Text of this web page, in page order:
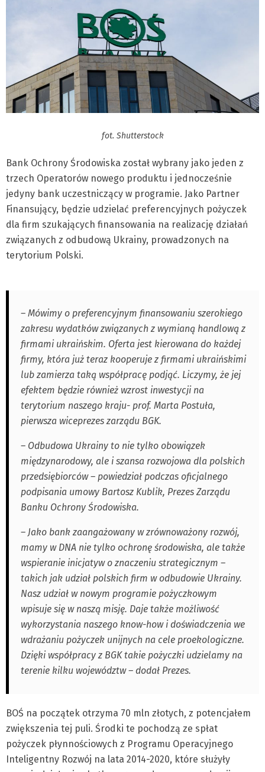
fot. Shutterstock
Bank Ochrony Środowiska został wybrany jako jeden z
trzech Operatorów nowego produktu i jednocześnie
jedyny bank uczestniczący w programie. Jako Partner
Finansujący, będzie udzielać preferencyjnych pożyczek
dla firm szukających finansowania na realizację działań
związanych z odbudową Ukrainy, prowadzonych na
terytorium Polski.
– Mówimy o preferencyjnym finansowaniu szerokiego
zakresu wydatków związanych z wymianą handlową z
firmami ukraińskim. Oferta jest kierowana do każdej
firmy, która już teraz kooperuje z firmami ukraińskimi
lub zamierza taką współpracę podjąć. Liczymy, że jej
efektem będzie również wzrost inwestycji na
terytorium naszego kraju- prof. Marta Postuła,
pierwsza wiceprezes zarządu BGK.
– Odbudowa Ukrainy to nie tylko obowiązek
międzynarodowy, ale i szansa rozwojowa dla polskich
przedsiębiorców – powiedział podczas oficjalnego
podpisania umowy Bartosz Kublik, Prezes Zarządu
Banku Ochrony Środowiska.
– Jako bank zaangażowany w zrównoważony rozwój,
mamy w DNA nie tylko ochronę środowiska, ale także
wspieranie inicjatyw o znaczeniu strategicznym –
takich jak udział polskich firm w odbudowie Ukrainy.
Nasz udział w nowym programie pożyczkowym
wpisuje się w naszą misję. Daje także możliwość
wykorzystania naszego know-how i doświadczenia we
wdrażaniu pożyczek unijnych na cele proekologiczne.
Dzięki współpracy z BGK takie pożyczki udzielamy na
terenie kilku województw – dodał Prezes.
BOŚ na początek otrzyma 70 mln złotych, z potencjałem
zwiększenia tej puli. Środki te pochodzą ze spłat
pożyczek płynnościowych z Programu Operacyjnego
Inteligentny Rozwój na lata 2014-2020, które służyły